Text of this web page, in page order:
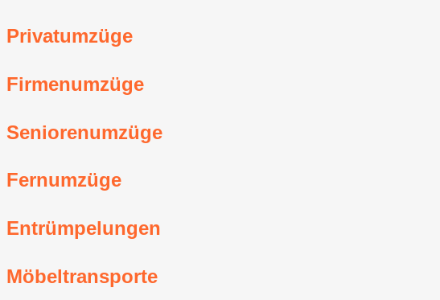
Privatumzüge
Firmenumzüge
Seniorenumzüge
Fernumzüge
Entrümpelungen
Möbeltransporte